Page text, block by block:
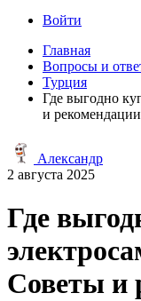
Войти
Главная
Вопросы и
Турция
Где выгодно
и рекомендации
Александр
2 августа 2025
Где
Советы и